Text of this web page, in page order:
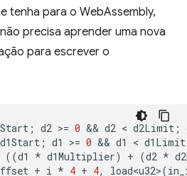
tenha para o WebAssembly,
precisa aprender uma nova
para escrever o
; d2 >= 0 && d2 < d2Limit ;
d1Start ; d1 >= 0 && d1 < d1Limit
((d1 * d1Multiplier) + (d2 *
+ i * 4 + 4, load<u32>(